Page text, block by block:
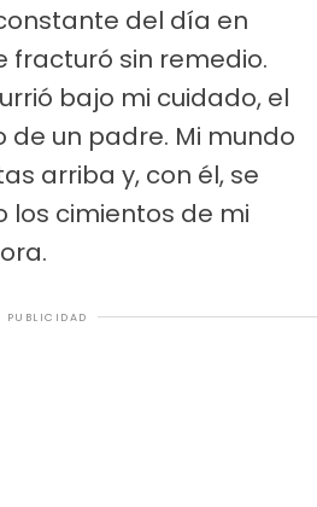
del día en
fracturó sin remedio.
bajo mi cuidado, el
de un padre. Mi mundo
arriba y, con él, se
los cimientos de mi
PUBLICIDAD